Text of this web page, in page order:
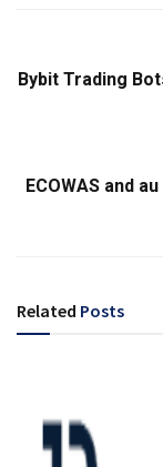
Bybit Trading
ECOWAS and
Related Posts